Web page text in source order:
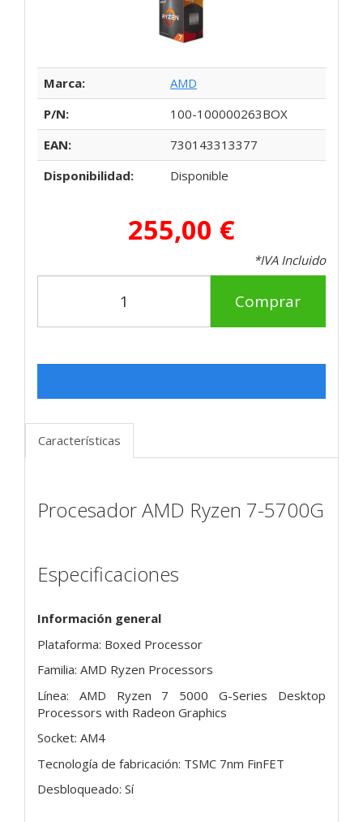
Marca:
AMD
P/N:
100-100000263BOX
EAN:
730143313377
Disponibilidad:
Disponible
255,00 €
*IVA Incluido
Comprar
Características
Procesador AMD Ryzen 7-5700G
Especificaciones
Información general
Plataforma: Boxed Processor
Familia: AMD Ryzen Processors
Línea: AMD Ryzen 7 5000 G-Series Desktop
Processors with Radeon Graphics
Socket: AM4
Tecnología de fabricación: TSMC 7nm FinFET
Desbloqueado: Sí